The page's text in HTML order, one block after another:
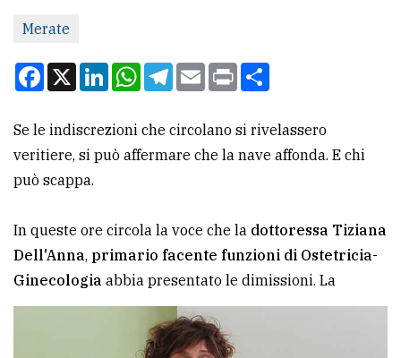
pubblicità
CERCA
Ricerca
avanzata
Merate
Facebook
X LinkedInWhatsApp
Telegram
EmailPrint
Se le indiscrezioni che circolano si rivelassero
veritiere, si può affermare che la nave affonda. E chi
può scappa.
In queste ore circola la voce che la dottoressa Tiziana
Dell'Anna, primario facente funzioni di Ostetricia-
Ginecologia abbia presentato le dimissioni. La